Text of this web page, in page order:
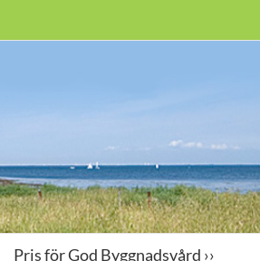
Pris för God Byggnadsvård ››